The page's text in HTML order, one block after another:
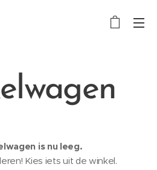
is nu leeg.
Kies iets uit de winkel.